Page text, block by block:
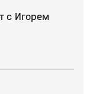
с Игорем